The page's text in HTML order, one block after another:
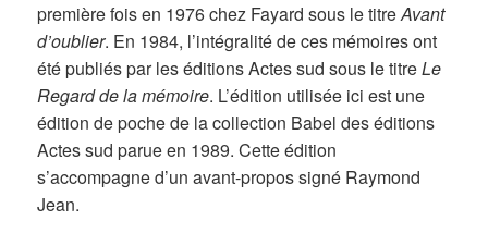
première fois en 1976 chez Fayard sous le titreAvant
d’oublier. En 1984, l’intégralité de ces mémoires ont
été publiés par les éditions Actes sud sous le titreLe
Regard de la mémoire. L’édition utilisée ici est une
édition de poche de la collection Babel des éditions
Actes sud parue en 1989. Cette édition
s’accompagne d’un avant-propos signé Raymond
Jean.